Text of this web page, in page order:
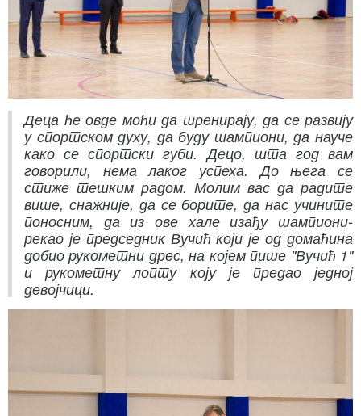
Деца ће овде моћи да тренирају, да се развију
у спортском духу, да буду шампиони, да науче
како се спортски губи. Децо, шта год вам
говорили, нема лаког успеха. До њега се
стиже тешким радом. Молим вас да радите
више, снажније, да се борите, да нас учините
поносним, да из ове хале изађу шампиони-
рекао је председник Вучић који је од домаћина
добио рукометни дрес, на којем пише "Вучић 1"
и рукометну лопту коју је предао једној
девојчици.